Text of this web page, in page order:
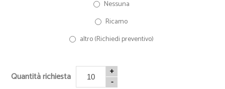
Nessuna
Ricamo
altro (Richiedi preventivo)
Quantità richiesta
+
-